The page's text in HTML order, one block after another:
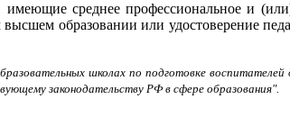
имеющие среднее профессиональное и
образовании или удостоверение
школах по подготовке
законодательству РФ в сфере образования".